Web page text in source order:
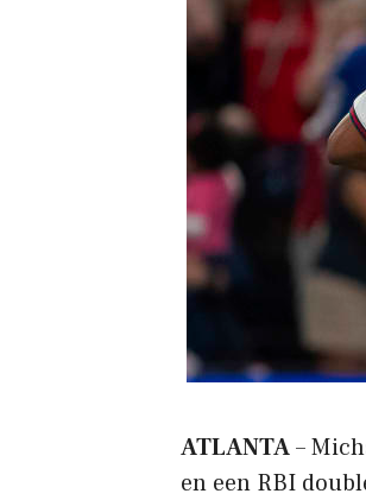
ATLANTA–
en een RBI